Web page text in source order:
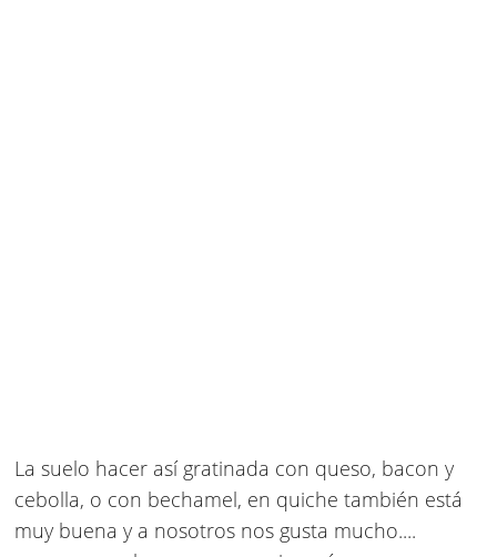
La suelo hacer así gratinada con queso, bacon y
cebolla, o con bechamel, en quiche también está
muy buena y a nosotros nos gusta mucho....